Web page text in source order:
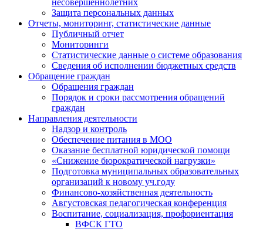
несовершеннолетних
Защита персональных данных
Отчеты, мониторинг, статистические данные
Публичный отчет
Мониторинги
Статистические данные о системе образования
Сведения об исполнении бюджетных средств
Обращение граждан
Обращения граждан
Порядок и сроки рассмотрения обращений
граждан
Направления деятельности
Надзор и контроль
Обеспечение питания в МОО
Оказание бесплатной юридической помощи
«Снижение бюрократической нагрузки»
Подготовка муниципальных образовательных
организаций к новому уч.году
Финансово-хозяйственная деятельность
Августовская педагогическая конференция
Воспитание, социализация, профориентация
ВФСК ГТО